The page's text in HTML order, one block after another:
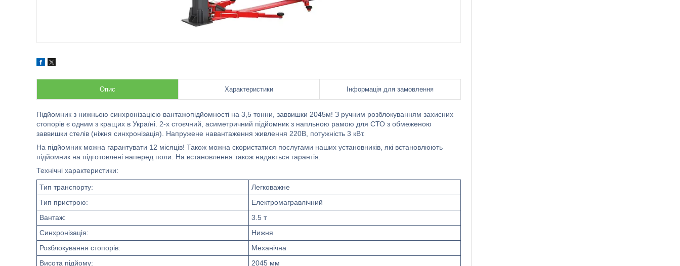
Опис Характеристики Інформація для замовлення
Підйомник з нижньою синхронізацією вантажопідйомності на 3,5 тонни, заввишки 2045м! З ручним розблокуванням захисних
стопорів є одним з кращих в Україні. 2-х стоєчний, асиметричний підйомник з напльною рамою для СТО з обмеженою
заввишки стелів (ніжня синхронізація). Напружене навантаження живлення 220В, потужність 3 кВт.
На підйомник можна гарантувати 12 місяців! Також можна скористатися послугами наших установників, які встановлюють
підйомник на підготовлені наперед поли. На встановлення також надається гарантія.
Технічні характеристики:
Тип транспорту:
Легковажне
Тип пристрою:
Електромагравлічний
Вантаж:
3.5 т
Синхронізація:
Нижня
Розблокування стопорів:
Механічна
Висота підйому:
2045 мм